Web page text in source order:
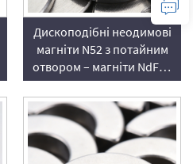
Дископодібні неодимові
магніти N52 з потайним
отвором – магніти NdFeB
для вмонтованого
кріплення за допомогою
гвинтів